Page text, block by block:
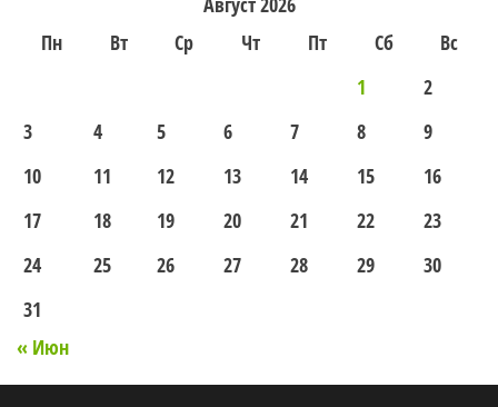
Пн
Вт Ср Чт Пт Сб
Вс
1
2
3
4 5 6 7 8
9
10
11 12 13 14 15
16
17
18 19 20 21 22
23
24
25 26 27 28 29
30
31
« Июн